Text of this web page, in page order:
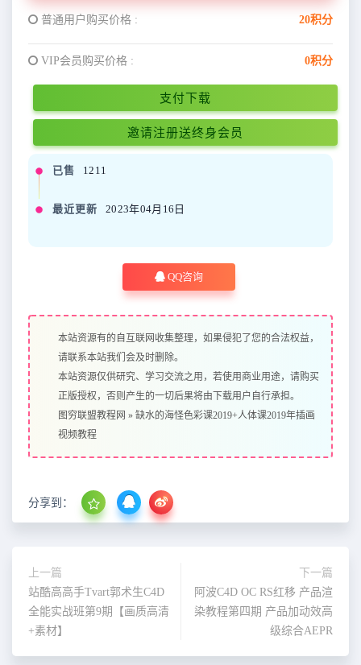
普通用户购买价格 : 20积分
VIP会员购买价格 : 0积分
支付下载
邀请注册送终身会员
已售 1211
最近更新 2023年04月16日
QQ咨询
本站资源有的自互联网收集整理，如果侵犯了您的合法权益，
请联系本站我们会及时删除。
本站资源仅供研究、学习交流之用，若使用商业用途，请购买
正版授权，否则产生的一切后果将由下载用户自行承担。
图穷联盟教程网 » 缺水的海怪色彩课2019+人体课2019年插画
视频教程
分享到：
上一篇
站酷高高手Tvart郭术生C4D
全能实战班第9期【画质高清
+素材】
下一篇
阿波C4D OC RS红移 产品渲
染教程第四期 产品加动效高
级综合AEPR